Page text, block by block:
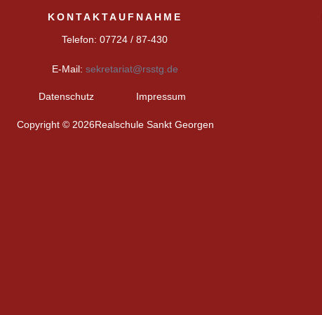
KONTAKTAUFNAHME
Telefon: 07724 / 87-430
E-Mail: sekretariat@rsstg.de
Datenschutz
Impressum
Copyright © 2026Realschule Sankt Georgen